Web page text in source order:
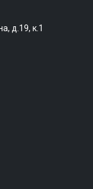
д.19, к.1